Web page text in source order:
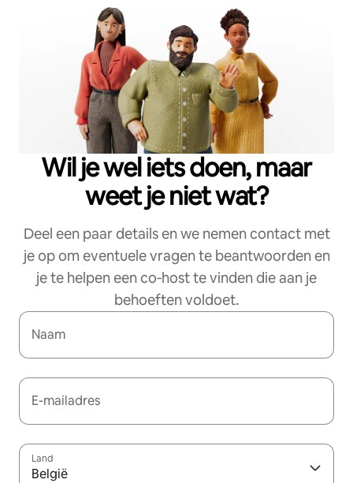
Wil je wel iets doen, maar
weet je niet wat?
Deel een paar details en we nemen contact met
je op om eventuele vragen te beantwoorden en
je te helpen een co‑host te vinden die aan je
behoeften voldoet.
Naam
E-mailadres
Land
België